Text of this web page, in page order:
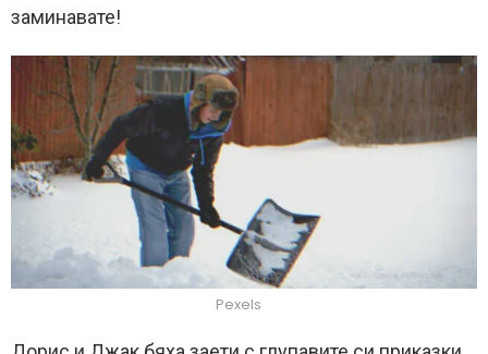
заминавате!
Pexels